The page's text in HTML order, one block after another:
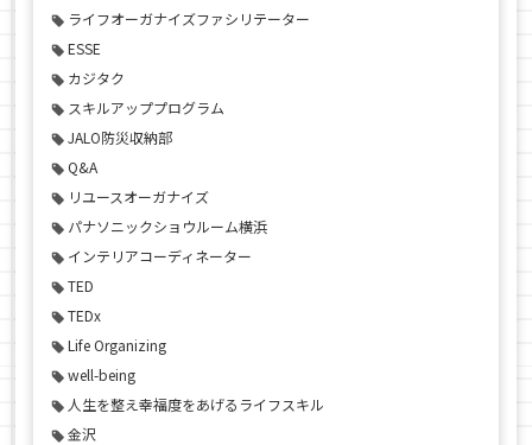
ライフオーガナイズファシリテーター
ESSE
カジタク
スキルアッププログラム
JALO防災収納部
Q&A
リユースオーガナイズ
パナソニックショウルーム横浜
インテリアコーディネーター
TED
TEDx
Life Organizing
well-being
人生を整え幸福度をあげるライフスキル
金沢